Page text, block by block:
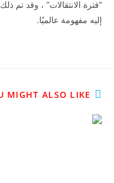
“فترة الانتقالات” ، وقد
إليه مفهومة عالميًا.
MIGHT ALSO LIKE